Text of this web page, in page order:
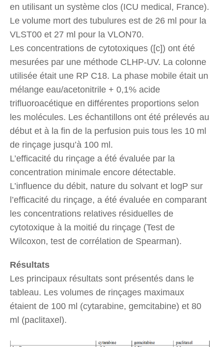
en utilisant un système clos (ICU medical, France).
Le volume mort des tubulures est de 26 ml pour la
VLST00 et 27 ml pour la VLON70.
Les concentrations de cytotoxiques ([c]) ont été
mesurées par une méthode CLHP-UV. La colonne
utilisée était une RP C18. La phase mobile était un
mélange eau/acetonitrile + 0,1% acide
trifluoroacétique en différentes proportions selon
les molécules. Les échantillons ont été prélevés au
début et à la fin de la perfusion puis tous les 10 ml
de rinçage jusqu’à 100 ml.
L’efficacité du rinçage a été évaluée par la
concentration minimale encore détectable.
L’influence du débit, nature du solvant et logP sur
l’efficacité du rinçage, a été évaluée en comparant
les concentrations relatives résiduelles de
cytotoxique à la moitié du rinçage (Test de
Wilcoxon, test de corrélation de Spearman).
Résultats
Les principaux résultats sont présentés dans le
tableau. Les volumes de rinçages maximaux
étaient de 100 ml (cytarabine, gemcitabine) et 80
ml (paclitaxel).